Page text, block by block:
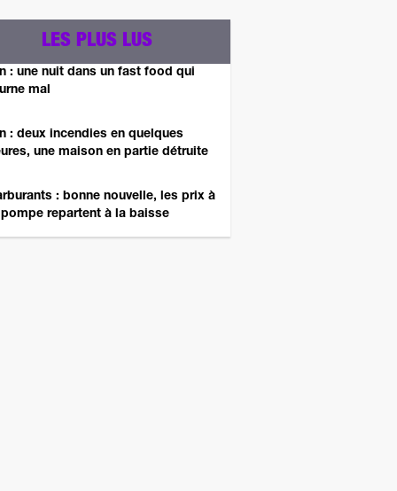
LES PLUS LUS
: une nuit dans un fast food qui
mal
: deux incendies en quelques
une maison en partie détruite
: bonne nouvelle, les prix à
repartent à la baisse